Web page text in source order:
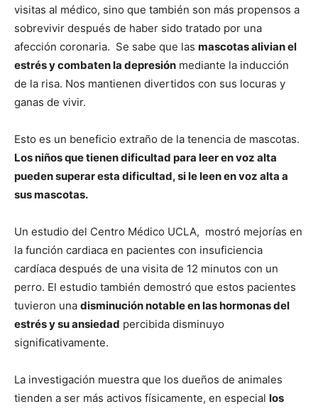
Cachorros
visitas al médico, sino que también son más propensos a
sobrevivir después de haber sido tratado por una
afección coronaria. Se sabe que las mascotas alivian el
estrés y combaten la depresión mediante la inducción
de la risa. Nos mantienen divertidos con sus locuras y
ganas de vivir.
Esto es un beneficio extraño de la tenencia de mascotas.
Los niños que tienen dificultad para leer en voz alta
pueden superar esta dificultad, si le leen en voz alta a
sus mascotas.
Un estudio del Centro Médico UCLA, mostró mejorías en
la función cardiaca en pacientes con insuficiencia
cardíaca después de una visita de 12 minutos con un
perro. El estudio también demostró que estos pacientes
tuvieron una disminución notable en las hormonas del
estrés y su ansiedad percibida disminuyo
significativamente.
La investigación muestra que los dueños de animales
tienden a ser más activos físicamente, en especial los